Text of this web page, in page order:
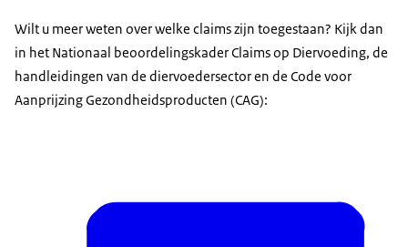
Wilt u meer weten over welke claims zijn toegestaan? Kijk dan
in het Nationaal beoordelingskader Claims op Diervoeding, de
handleidingen van de diervoedersector en de Code voor
Aanprijzing Gezondheidsproducten (CAG):